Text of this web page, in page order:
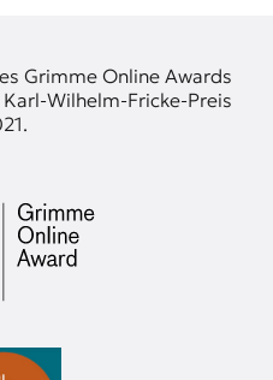
Grimme Online Awards
Wilhelm-Fricke-Preis